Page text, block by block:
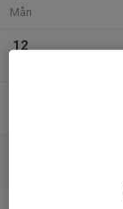
Mån
12